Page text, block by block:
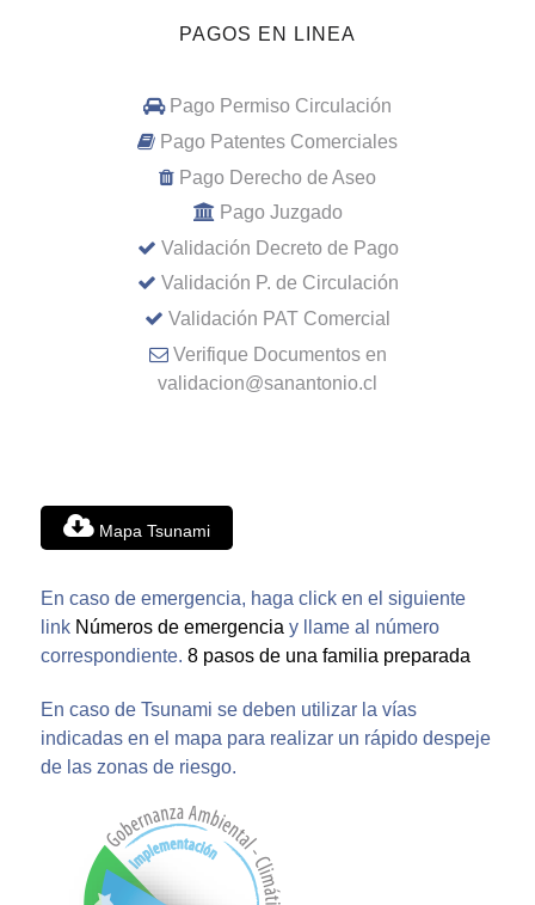
PAGOS EN LINEA
Pago Permiso Circulación
Pago Patentes Comerciales
Pago Derecho de Aseo
Pago Juzgado
Validación Decreto de Pago
Validación P. de Circulación
Validación PAT Comercial
Verifique Documentos en
validacion@sanantonio.cl
Mapa Tsunami
En caso de emergencia, haga click en el siguiente
link Números de emergencia y llame al número
correspondiente. 8 pasos de una familia preparada
En caso de Tsunami se deben utilizar la vías
indicadas en el mapa para realizar un rápido despeje
de las zonas de riesgo.